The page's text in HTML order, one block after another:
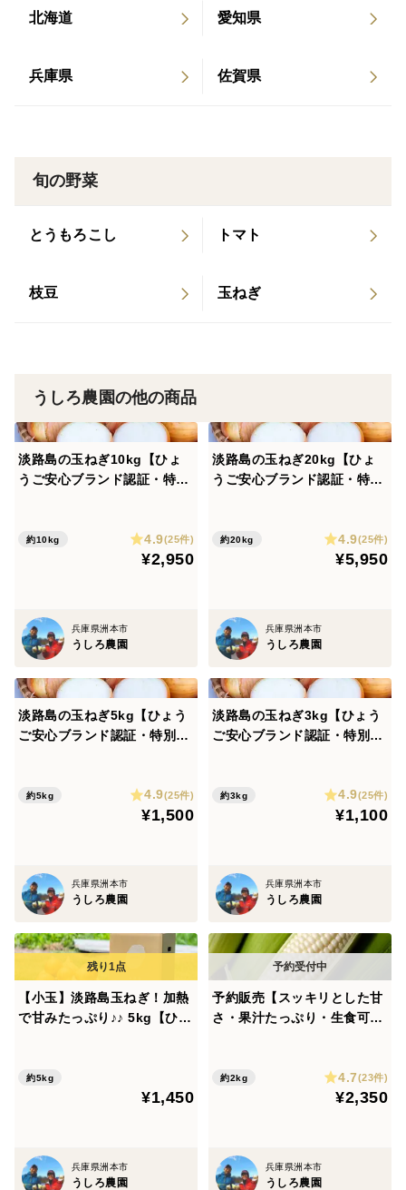
■ 食べ方提案：2つだけ
お節とポン酢だけで主役の一品に。
重宝します。
■ ストーリー
た。
たことがあります。
・リピート最多66回というお客様との繋がりにも表れて
います。
ンド認証取得）
てください。
■ 数量、分量の目安
淡路島新玉ねぎ 5ｋｇ(約16個)
L 1個 300ｇ前後
①発送は早めに行いますが、気象条件により遅れる場合
があります。
す。
③掲載重量は箱込みの重さでできるだけ箱いっぱいに詰
めます。運送会社の規定に基づいて発送します。
④鮮度保持袋をつけています。(約1ｋｇ)
やすいです。（極早生玉ねぎのみ）
北海道 愛知県
兵庫県 佐賀県
旬の野菜
とうもろこし トマト
枝豆 玉ねぎ
うしろ農園の他の商品
淡路島の玉ねぎ10kg【ひょ
うご安心ブランド認証・特別
り
約10kg 4.9(25件)
¥2,950
兵庫県洲本市
うしろ農園
淡路島の玉ねぎ20kg【ひょ
うご安心ブランド認証・特別
り
約20kg 4.9(25件)
¥5,950
兵庫県洲本市
うしろ農園
淡路島の玉ねぎ5kg【ひょう
ご安心ブランド認証・特別栽
約5kg 4.9(25件)
¥1,500
兵庫県洲本市
うしろ農園
淡路島の玉ねぎ3kg【ひょう
ご安心ブランド認証・特別栽
約3kg 4.9(25件)
¥1,100
兵庫県洲本市
うしろ農園
【小玉】淡路島玉ねぎ！加熱
で甘みたっぷり♪♪ 5kg【ひょ
約5kg
¥1,450
兵庫県洲本市
うしろ農園
予約販売【スッキリとした甘
さ・果汁たっぷり・生食可】
コーン トウモロコシ 白
約2kg 4.7(23件)
¥2,350
兵庫県洲本市
うしろ農園